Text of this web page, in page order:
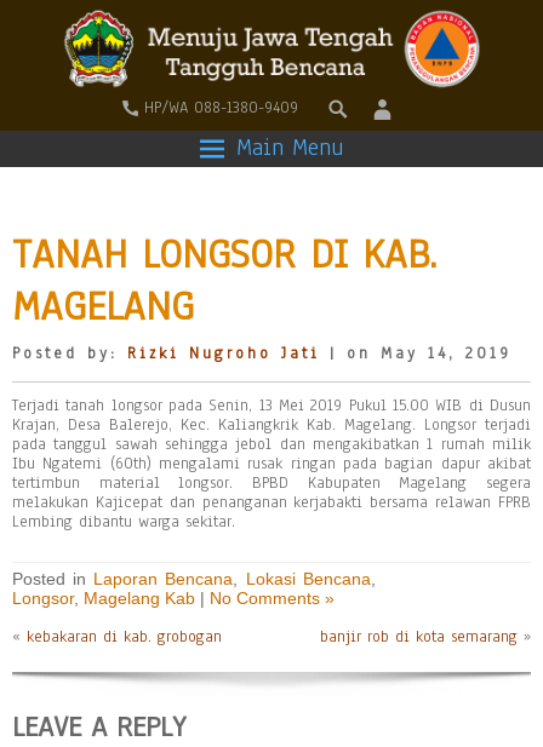
HP/WA 088-1380-9409
Main Menu
TANAH LONGSOR DI KAB.
MAGELANG
Posted by: Rizki Nugroho Jati | on May 14, 2019
Terjadi tanah longsor pada Senin, 13 Mei 2019 Pukul 15.00 WIB di Dusun
Krajan, Desa Balerejo, Kec. Kaliangkrik Kab. Magelang. Longsor terjadi
pada tanggul sawah sehingga jebol dan mengakibatkan 1 rumah milik
Ibu Ngatemi (60th) mengalami rusak ringan pada bagian dapur akibat
tertimbun material longsor. BPBD Kabupaten Magelang segera
melakukan Kajicepat dan penanganan kerjabakti bersama relawan FPRB
Lembing dibantu warga sekitar.
Posted in Laporan Bencana Lokasi Bencana
Longsor, Magelang Kab | No Comments »
« kebakaran di kab. grobogan banjir rob di kota semarang »
LEAVE A REPLY